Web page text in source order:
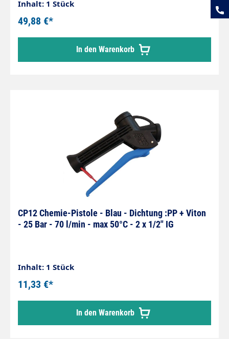
Inhalt: 1 Stück
49,88 €*
In den Warenkorb
CP12 Chemie-Pistole - Blau - Dichtung :PP + Viton
- 25 Bar - 70 l/min - max 50°C - 2 x 1/2" IG
Inhalt: 1 Stück
11,33 €*
In den Warenkorb